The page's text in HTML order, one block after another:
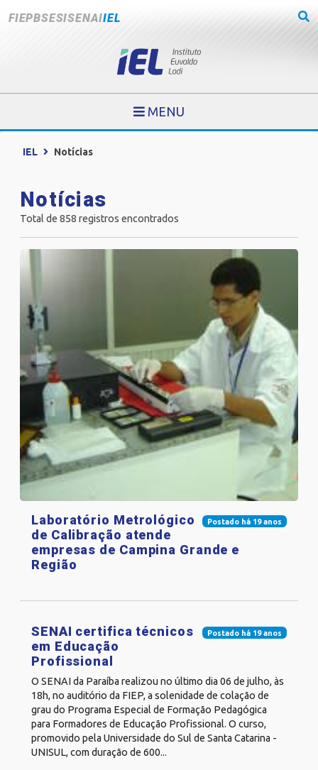
FIEPBSESISENAIIEL
MENU
IEL Notícias
Notícias
Total de 858 registros encontrados
Postado há 19 anos
Laboratório Metrológico
de Calibração atende
empresas de Campina Grande e
Região
Postado há 19 anos
SENAI certifica técnicos
em Educação
Profissional
O SENAI da Paraíba realizou no último dia 06 de julho, às
18h, no auditório da FIEP, a solenidade de colação de
grau do Programa Especial de Formação Pedagógica
para Formadores de Educação Profissional. O curso,
promovido pela Universidade do Sul de Santa Catarina -
UNISUL, com duração de 600...